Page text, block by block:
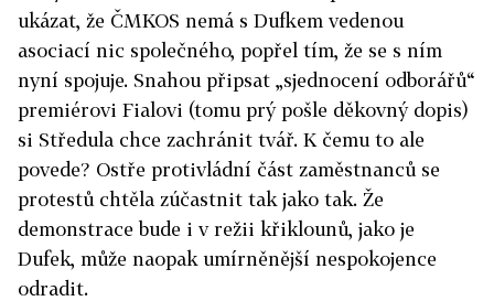
ukázat, že ČMKOS nemá s Dufkem vedenou
asociací nic společného, popřel tím, že se s ním
nyní spojuje. Snahou připsat „sjednocení odborářů“
premiérovi Fialovi (tomu prý pošle děkovný dopis)
si Středula chce zachránit tvář. K čemu to ale
povede? Ostře protivládní část zaměstnanců se
protestů chtěla zúčastnit tak jako tak. Že
demonstrace bude i v režii křiklounů, jako je
Dufek, může naopak umírněnější nespokojence
odradit.